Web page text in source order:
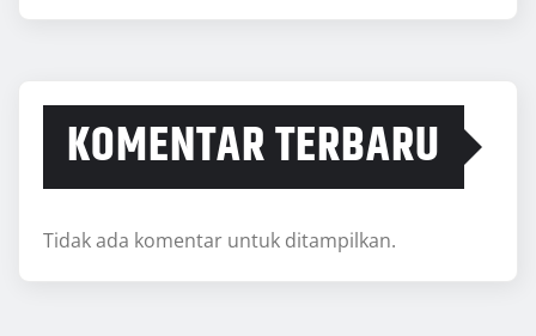
KOMENTAR TERBARU
Tidak ada komentar untuk ditampilkan.